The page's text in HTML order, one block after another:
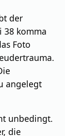
der
38 komma
Foto
angelegt
unbedingt.
die